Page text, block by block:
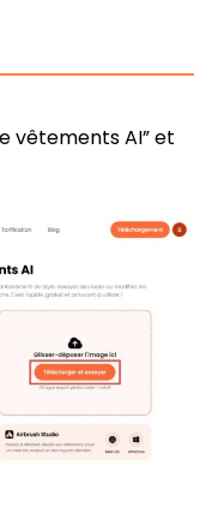
vêtements AI” et